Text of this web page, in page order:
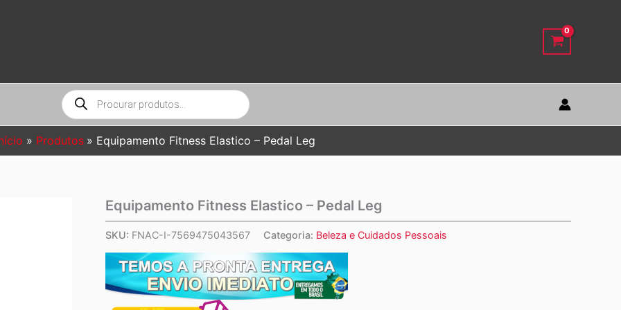
Pesquisar
produtos
Produtos Equipamento Fitness Elastico – Pedal Leg
Equipamento Fitness Elastico – Pedal Leg
SKU: FNAC-I-7569475043567 Categoria: Beleza e Cuidados Pessoais